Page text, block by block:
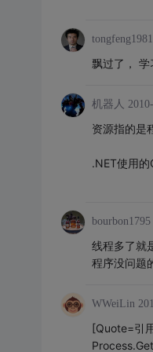
tongfeng1981
飘过了， 学
机器人
资源指的是
.NET使用的
bourbon1795
线程多了就
程序没问题
WWeiLin
[Quote=引